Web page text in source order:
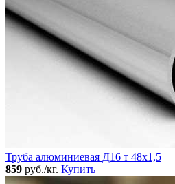
Труба алюминиевая Д16 т 48х1,5
859 руб./кг. Купить